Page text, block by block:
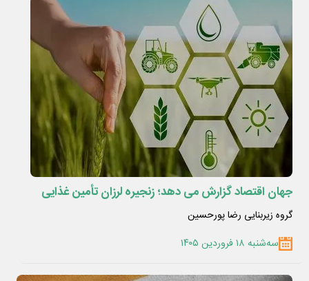
جهان اقتصاد گزارش می دهد؛ زنجیره لرزان تأمین غذایی
گروه زیربنایی رضا پورحسین
سه‌شنبه ۱۸ فروردین ۱۴۰۵